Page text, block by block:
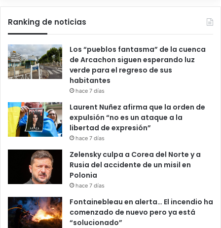
Ranking de noticias
Los “pueblos fantasma” de la cuenca
de Arcachon siguen esperando luz
verde para el regreso de sus
habitantes
hace 7 días
Laurent Nuñez afirma que la orden de
expulsión “no es un ataque a la
libertad de expresión”
hace 7 días
Zelensky culpa a Corea del Norte y a
Rusia del accidente de un misil en
Polonia
hace 7 días
Fontainebleau en alerta… El incendio ha
comenzado de nuevo pero ya está
“solucionado”